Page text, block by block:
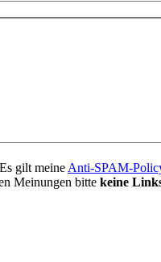
Es gilt meine Anti-SPAM-
Meinungen bitte keine